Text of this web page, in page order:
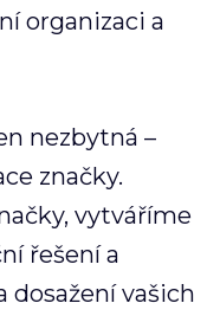
organizaci a
nezbytná –
značky.
vytváříme
řešení a
dosažení vašich